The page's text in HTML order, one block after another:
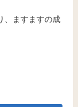
、ますますの成